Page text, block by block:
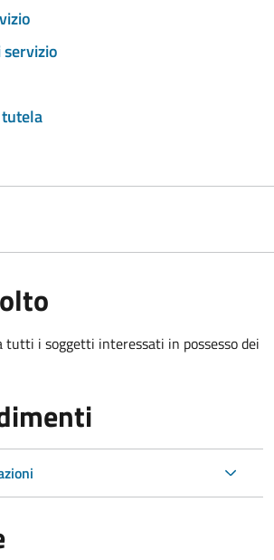
tutti i soggetti interessati in possesso dei